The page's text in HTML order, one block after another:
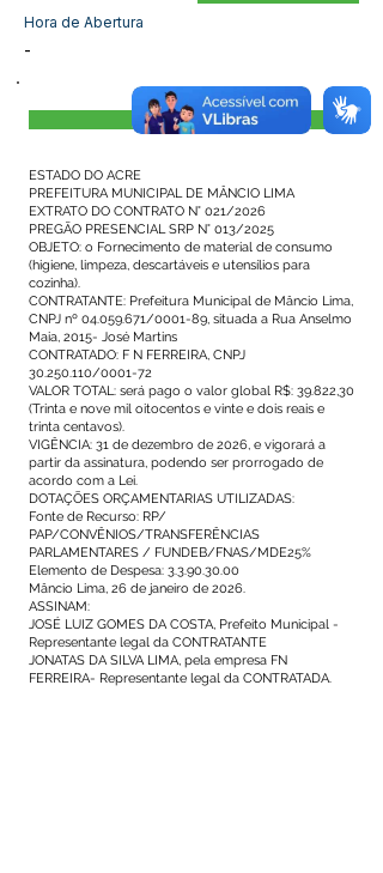
Hora de Abertura
-
Visualizar
ESTADO DO ACRE
PREFEITURA MUNICIPAL DE MÂNCIO LIMA
EXTRATO DO CONTRATO N° 021/2026
PREGÃO PRESENCIAL SRP N° 013/2025
OBJETO: o Fornecimento de material de consumo
(higiene, limpeza, descartáveis e utensílios para
cozinha).
CONTRATANTE: Prefeitura Municipal de Mâncio Lima,
CNPJ nº 04.059.671/0001-89, situada a Rua Anselmo
Maia, 2015- José Martins
CONTRATADO: F N FERREIRA, CNPJ
30.250.110/0001-72
VALOR TOTAL: será pago o valor global R$: 39.822,30
(Trinta e nove mil oitocentos e vinte e dois reais e
trinta centavos).
VIGÊNCIA: 31 de dezembro de 2026, e vigorará a
partir da assinatura, podendo ser prorrogado de
acordo com a Lei.
DOTAÇÕES ORÇAMENTARIAS UTILIZADAS:
Fonte de Recurso: RP/
PAP/CONVÊNIOS/TRANSFERÊNCIAS
PARLAMENTARES / FUNDEB/FNAS/MDE25%
Elemento de Despesa: 3.3.90.30.00
Mâncio Lima, 26 de janeiro de 2026.
ASSINAM:
JOSÉ LUIZ GOMES DA COSTA, Prefeito Municipal -
Representante legal da CONTRATANTE
JONATAS DA SILVA LIMA, pela empresa FN
FERREIRA- Representante legal da CONTRATADA.